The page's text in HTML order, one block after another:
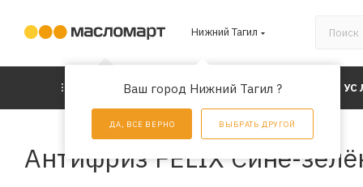
Нижний Тагил
Ваш город Нижний Тагил ?
ДА, ВСЕ ВЕРНО ВЫБРАТЬ ДРУГОЙ
КАТАЛОГ АКЦИИ
Антифриз FELIX Сине-